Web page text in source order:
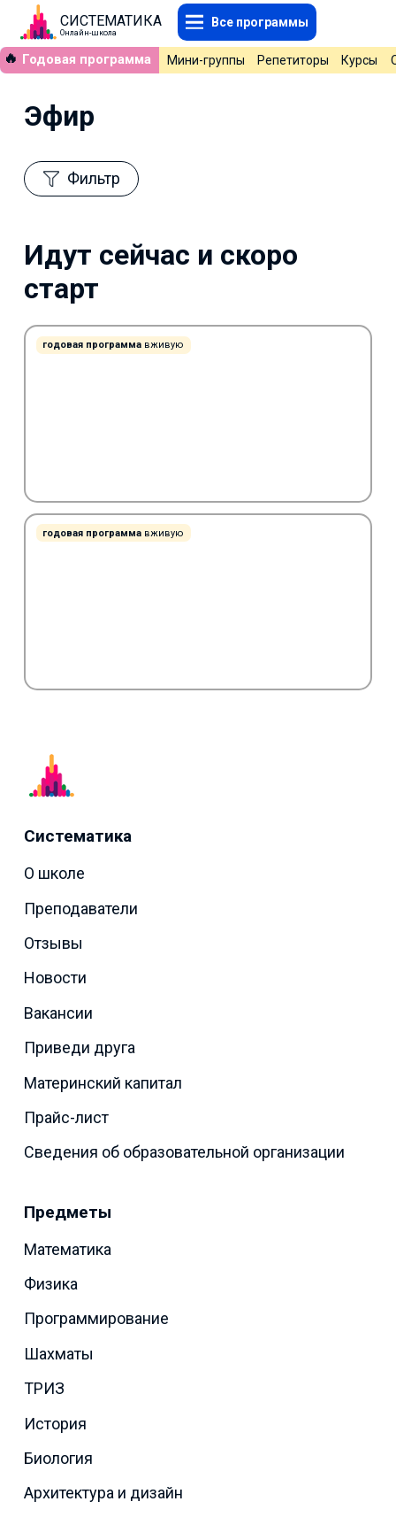
СИСТЕМАТИКА
Онлайн-школа
Все программы
🔥 Годовая программа Мини-группы Репетиторы Курсы
Эфир
Фильтр
Идут сейчас и скоро
старт
годовая программа вживую
годовая программа вживую
Систематика
О школе
Преподаватели
Отзывы
Новости
Вакансии
Приведи друга
Материнский капитал
Прайс-лист
Сведения об образовательной организации
Предметы
Математика
Физика
Программирование
Шахматы
ТРИЗ
История
Биология
Архитектура и дизайн